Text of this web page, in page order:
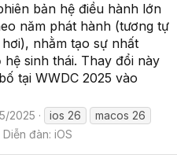
bản hệ điều hành lớn
năm phát hành (tương tự
nhằm tạo sự nhất
sinh thái. Thay đổi này
tại WWDC 2025 vào
2025 ios 26
macos 26
Diễn đàn: iOS